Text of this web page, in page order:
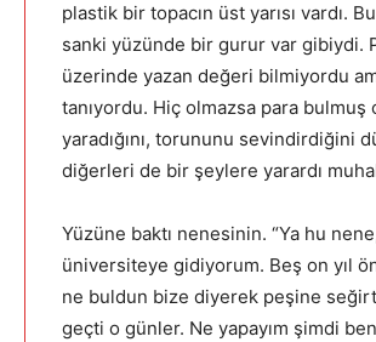
plastik bir topacın üst yarısı vardı.
sanki yüzünde bir gurur var gibiydi.
üzerinde yazan değeri bilmiyordu
tanıyordu. Hiç olmazsa para bulmuş
yaradığını, torununu sevindirdiğini
diğerleri de bir şeylere yarardı
Yüzüne baktı nenesinin. “Ya hu
üniversiteye gidiyorum. Beş on yıl
ne buldun bize diyerek peşine
geçti o günler. Ne yapayım şimdi